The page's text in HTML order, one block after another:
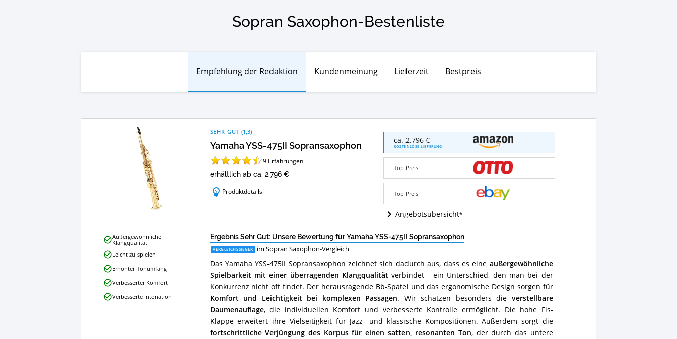
Sopran Saxophon-Bestenliste
Empfehlung der Redaktion Kundenmeinung Lieferzeit Bestpreis
Yamaha YSS-475II Sopransaxophon
SEHR GUT (1,3)
9 Erfahrungen
erhältlich ab ca. 2.796 €
Produktdetails
YSS-
475II
Angebote:
Wo
dieses
Saxophon
ca. 2.796 €
KOSTENLOSE LIEFERUNG
Top Preis
Top Preis
Angebotsübersicht
Ergebnis Sehr Gut: Unsere Bewertung für Yamaha YSS-475II Sopransaxophon
VERGLEICHSSIEGER im Sopran Saxophon-Vergleich
Das Yamaha YSS-475II Sopransaxophon zeichnet sich dadurch aus, dass es eine außergewöhnliche
Spielbarkeit mit einer überragenden Klangqualitätverbindet - ein Unterschied, den man bei der
Konkurrenz nicht oft findet. Der herausragende Bb-Spatel und das ergonomische Design sorgen für
Komfort und Leichtigkeit bei komplexen Passagen. Wir schätzen besonders die verstellbare
Daumenauflage, die individuellen Komfort und verbesserte Kontrolle ermöglicht. Die hohe Fis-
Klappe erweitert ihre Vielseitigkeit für Jazz- und klassische Kompositionen. Außerdem sorgt die
fortschrittliche Verjüngung des Korpus für einen satten, resonanten Ton, der durch das untere
Yamaha
Sopransaxophon
Vorteile:
Außergewöhnliche
Klangqualität
Leicht zu spielen
Erhöhter Tonumfang
Verbesserter Komfort
Verbesserte Intonation